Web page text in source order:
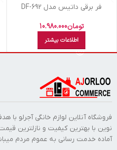
اتمام موجودی
فر برقی داتیس مدل DF-692
تومان10.980.000
اطلاعات بیشتر
فروشگاه آنلاین لوازم خانگی آجرلو
نوین با بهترین کیفیت و نازلترین
آماده خدمت رسانی به عموم مردم